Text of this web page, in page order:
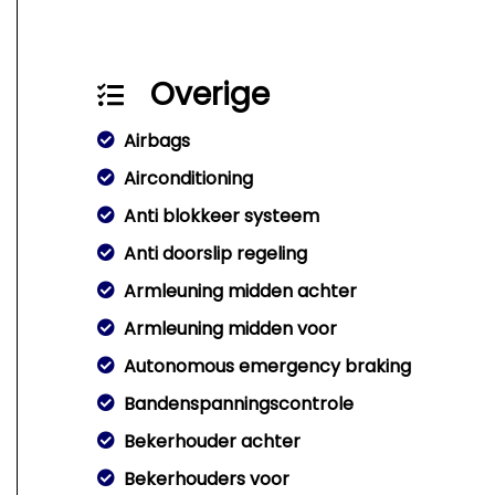
Overige
Airbags
Airconditioning
Anti blokkeer systeem
Anti doorslip regeling
Armleuning midden achter
Armleuning midden voor
Autonomous emergency braking
Bandenspanningscontrole
Bekerhouder achter
Bekerhouders voor